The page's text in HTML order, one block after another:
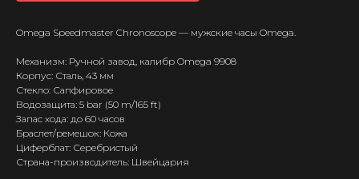
Omega Speedmaster Chronoscope — мужские часы Omega.
Механизм: Ручной завод, калибр Omega 9908
Корпус: Сталь, 43 мм
Стекло: Сапфировое
Водозащита: 5 bar (50 m/165 ft)
Запас хода: до 60 часов
Браслет/ремешок: Кожа
Циферблат: Серебристый
Страна-производитель: Швейцария